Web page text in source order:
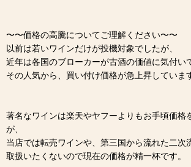
〜〜価格の高騰についてご理解ください〜〜
以前は若いワインだけが投機対象でしたが、
近年は各国のブローカーが古酒の価値に気付い
その人気から、買い付け価格が急上昇していま
著名なワインは楽天やヤフーよりもお手頃価格
が、
当店では転売ワインや、第三国から流れた二次
取扱いたくないので現在の価格が精一杯です。